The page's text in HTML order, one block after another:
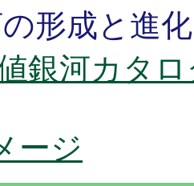
形成と進化
銀河カタ
ージ